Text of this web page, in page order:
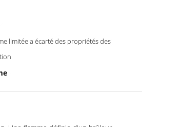
limitée a écarté des propriétés des